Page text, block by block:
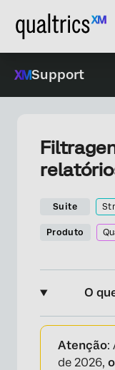
Support
Suite
Produto
O
Sobre a
Adição de
Atenção:
de 2026,